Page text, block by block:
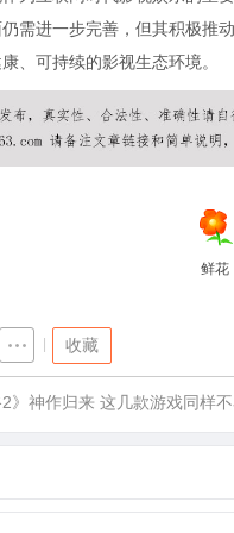
需进一步完善，但其积极推
、可持续的影视生态环境。
鲜花
收藏
2》神作归来 这几款游戏同样